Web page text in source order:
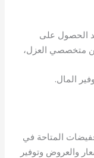
الحصول على
متخصصي العزل،
المال.
المتاحة في
والعروض وتوفير